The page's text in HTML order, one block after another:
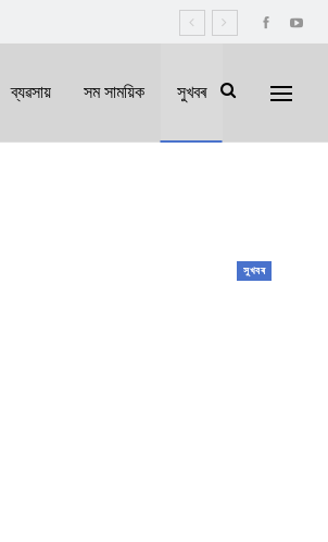
ব্যৱসায় সম সাময়িক সুখবৰ
সুখবৰ